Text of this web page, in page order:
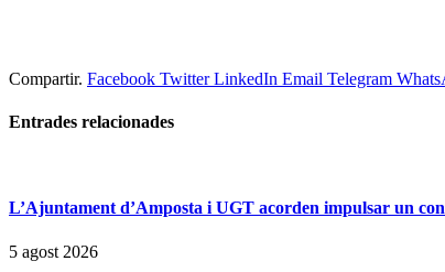
Compartir. Facebook Twitter LinkedIn Email Telegram
Entrades relacionades
L’Ajuntament d’Amposta i UGT acorden impulsar un
5 agost 2026